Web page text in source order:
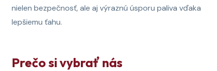
nielen bezpečnosť, ale aj výraznú úsporu paliva vďaka
lepšiemu ťahu.
Prečo si vybrať nás